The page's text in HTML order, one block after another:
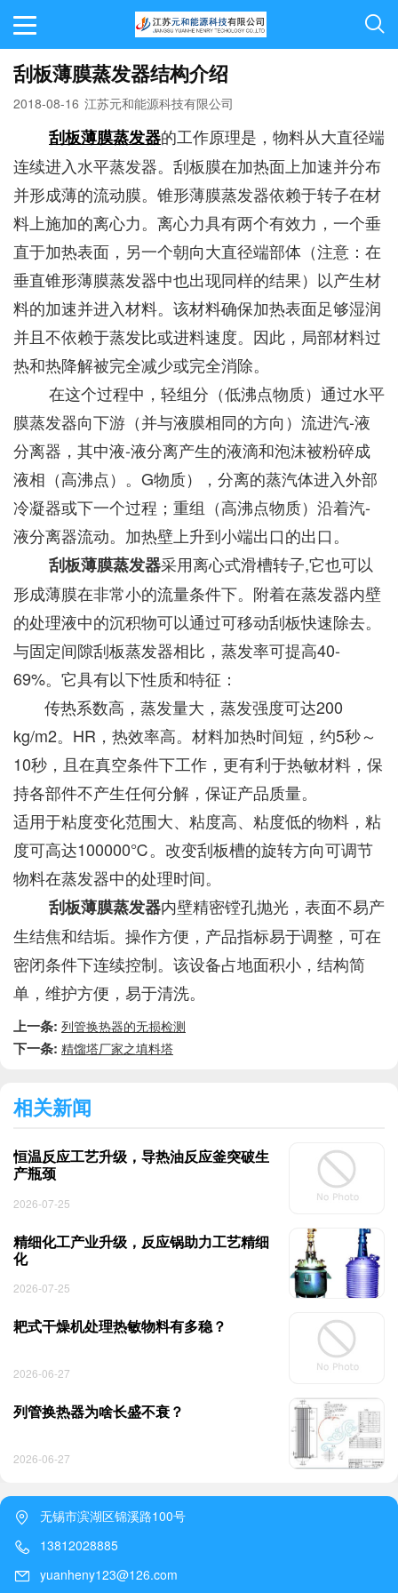
刮板薄膜蒸发器结构介绍
2018-08-16 江苏元和能源科技有限公司
刮板薄膜蒸发器的工作原理是，物料从大直径端
连续进入水平蒸发器。刮板膜在加热面上加速并分布
并形成薄的流动膜。锥形薄膜蒸发器依赖于转子在材
料上施加的离心力。离心力具有两个有效力，一个垂
直于加热表面，另一个朝向大直径端部体（注意：在
垂直锥形薄膜蒸发器中也出现同样的结果）以产生材
料的加速并进入材料。该材料确保加热表面足够湿润
并且不依赖于蒸发比或进料速度。因此，局部材料过
热和热降解被完全减少或完全消除。
在这个过程中，轻组分（低沸点物质）通过水平
膜蒸发器向下游（并与液膜相同的方向）流进汽-液
分离器，其中液-液分离产生的液滴和泡沫被粉碎成
液相（高沸点）。G物质），分离的蒸汽体进入外部
冷凝器或下一个过程；重组（高沸点物质）沿着汽-
液分离器流动。加热壁上升到小端出口的出口。
刮板薄膜蒸发器采用离心式滑槽转子,它也可以
形成薄膜在非常小的流量条件下。附着在蒸发器内壁
的处理液中的沉积物可以通过可移动刮板快速除去。
与固定间隙刮板蒸发器相比，蒸发率可提高40-
69%。它具有以下性质和特征：
传热系数高，蒸发量大，蒸发强度可达200
kg/m2。HR，热效率高。材料加热时间短，约5秒～
10秒，且在真空条件下工作，更有利于热敏材料，保
持各部件不产生任何分解，保证产品质量。
适用于粘度变化范围大、粘度高、粘度低的物料，粘
度可高达100000℃。改变刮板槽的旋转方向可调节
物料在蒸发器中的处理时间。
刮板薄膜蒸发器内壁精密镗孔抛光，表面不易产
生结焦和结垢。操作方便，产品指标易于调整，可在
密闭条件下连续控制。该设备占地面积小，结构简
单，维护方便，易于清洗。
上一条: 列管换热器的无损检测
下一条: 精馏塔厂家之填料塔
相关新闻
恒温反应工艺升级，导热油反应釜突破生
产瓶颈
2026-07-25
精细化工产业升级，反应锅助力工艺精细
化
2026-07-25
耙式干燥机处理热敏物料有多稳？
2026-06-27
列管换热器为啥长盛不衰？
2026-06-27
无锡市滨湖区锦溪路100号
13812028885
yuanheny123@126.com